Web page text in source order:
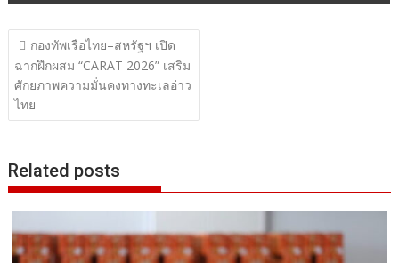
แนะแนว
เรื่อง
กองทัพเรือไทย–สหรัฐฯ เปิด
ฉากฝึกผสม “CARAT 2026” เสริม
ศักยภาพความมั่นคงทางทะเลอ่าว
ไทย
Related posts